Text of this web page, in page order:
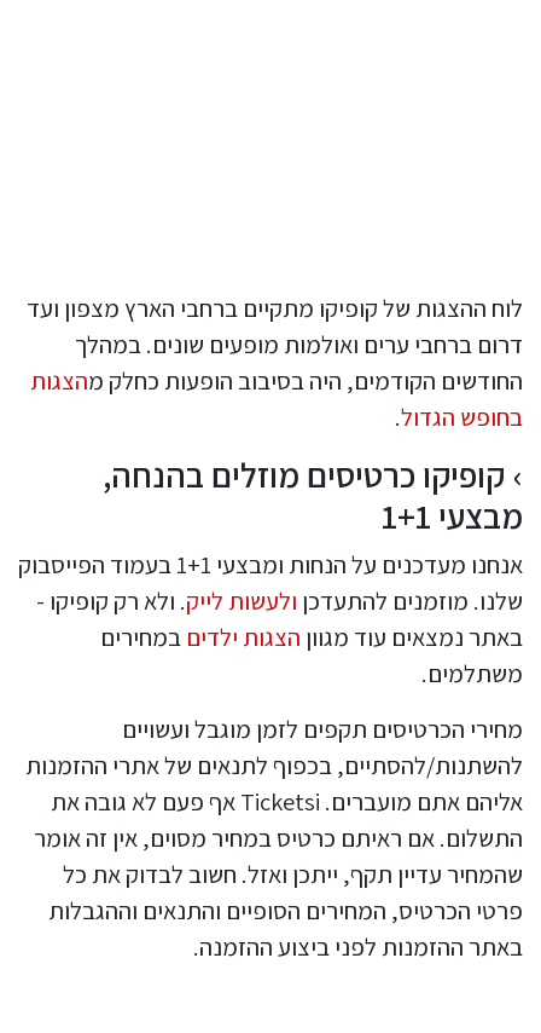
לוח ההצגות של קופיקו מתקיים ברחבי הארץ מצפון ועד
דרום ברחבי ערים ואולמות מופעים שונים. במהלך
החודשים הקודמים, היה בסיבוב הופעות כחלק מהצגות
בחופש הגדול.
קופיקו כרטיסים מוזלים בהנחה,
מבצעי 1+1
אנחנו מעדכנים על הנחות ומבצעי 1+1 בעמוד הפייסבוק
שלנו. מוזמנים להתעדכן ולעשות לייק. ולא רק קופיקו -
באתר נמצאים עוד מגוון הצגות ילדים במחירים
משתלמים.
מחירי הכרטיסים תקפים לזמן מוגבל ועשויים
להשתנות/להסתיים, בכפוף לתנאים של אתרי ההזמנות
אליהם אתם מועברים. Ticketsi אף פעם לא גובה את
התשלום. אם ראיתם כרטיס במחיר מסוים, אין זה אומר
שהמחיר עדיין תקף, ייתכן ואזל. חשוב לבדוק את כל
פרטי הכרטיס, המחירים הסופיים והתנאים וההגבלות
באתר ההזמנות לפני ביצוע ההזמנה.